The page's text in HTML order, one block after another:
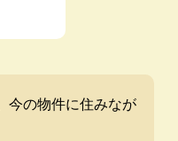
今の物件に住みなが